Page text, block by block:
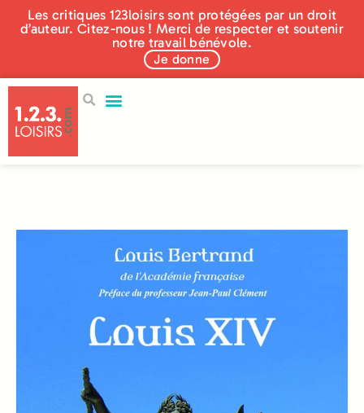
Les critiques 123loisirs sont protégées par un droit
d’auteur. Citez-nous ! Merci de respecter et soutenir
notre travail bénévole.
Je donne